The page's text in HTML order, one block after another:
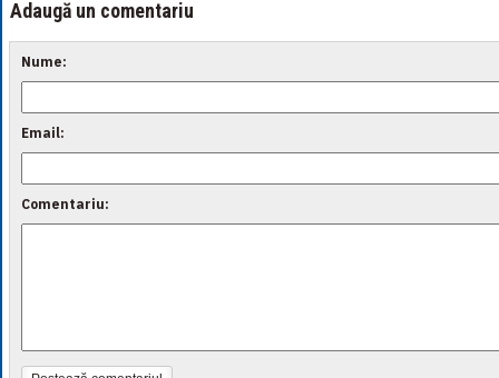
Adaugă un comentariu
Nume:
Email:
Comentariu: